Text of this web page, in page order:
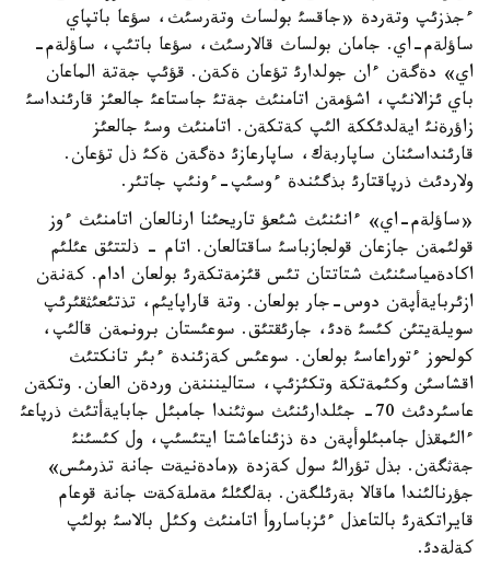
ءجذزئپ وتةردة «جاقسئ بولساث وتةرسئث، سؤعا باتپاي
ساؤلةم-اي. جامان بولساث قالارسئث، سؤعا باتئپ، ساؤلةم-
اي» دةگةن ءان جولدارئ تؤعان ةكةن. قؤئپ جةتة الماعان
باي ئزالانئپ، اشؤمةن اتامنئث جةتئ جاستاعئ جالعئز قارئنداسئ
زاؤرةنئ ايةلدئككة الئپ كةتكةن. اتامنئث وسئ جالعئز
قارئنداسئنان ساپاربةك، ساپارعازئ دةگةن ةكئ ذل تؤعان.
ولاردئث ذرپاقتارئ بذگئندة ءوسئپ-ءونئپ جاتئر.
«ساؤلةم-اي» ءانئنئث شئعؤ تاريحئنا ارنالعان اتامنئث ءوز
قولئمةن جازعان قولجازباسئ ساقتالعان. اتام - ذلتتئق عئلئم
اكادةمياسئنئث شتاتتان تئس قئزمةتكةرئ بولعان ادام. كةنةن
ازئربايةأپةن دوس-جار بولعان. وتة قاراپايئم، تذتئعئثقئرئپ
سويلةيتئن كئسئ ةدئ، جارئقتئق. سوعئستان برونمةن قالئپ،
كولحوز ءتوراعاسئ بولعان. سوعئس كةزئندة ءبئر تانكتئث
اقشاسئن وكئمةتكة وتكئزئپ، ستالينننةن وردةن العان. وتكةن
عاسئردئث 70- جئلدارئنئث سوثئندا جامبئل جابايةأتئث ذرپاعئ
ءالئمقذل جامبئلوأپةن دة ذزئناعاشتا ايتئسئپ، ول كئسئنئ
جةثگةن. بذل تؤرالئ سول كةزدة «مادةنيةت جانة تذرمئس»
جؤرنالئندا ماقالا بةرئلگةن. بةلگئلئ مةملةكةت جانة قوعام
قايراتكةرئ بالتاعذل ءئزباساروأ اتامنئث وكئل بالاسئ بولئپ
كةلةدئ.